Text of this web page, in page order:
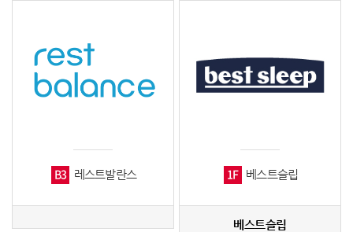
B3 레스트발란스 1F 베스트슬립
베스트슬립